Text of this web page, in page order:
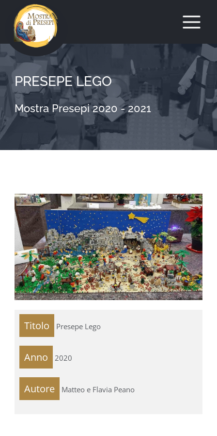
Salta
contenutoPRESEPE LEGO
Mostra Presepi 2020 - 2021
Titolo Presepe Lego
Anno 2020
Autore Matteo e Flavia Peano